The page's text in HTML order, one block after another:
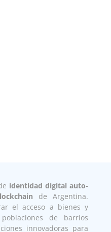
or source(s) not found
wp-
identidad digital auto-
de Argentina.
el acceso a bienes y
de barrios
innovadoras para